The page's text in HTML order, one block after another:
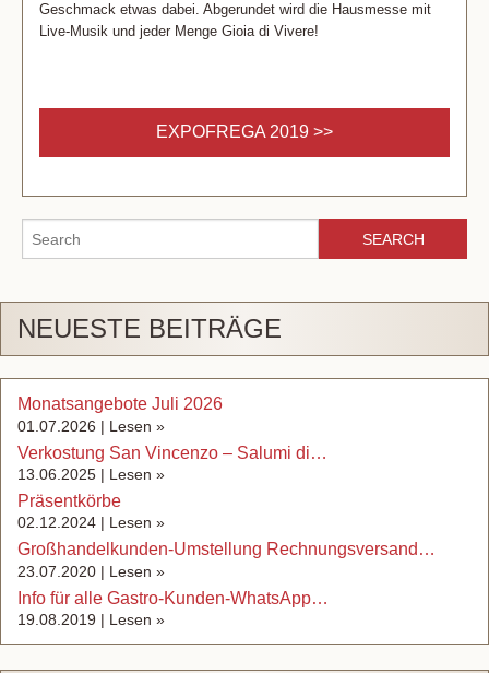
Geschmack etwas dabei. Abgerundet wird die Hausmesse mit
Live-Musik und jeder Menge Gioia di Vivere!
EXPOFREGA 2019 >>
NEUESTE BEITRÄGE
Monatsangebote Juli 2026
01.07.2026 | Lesen »
Verkostung San Vincenzo – Salumi di…
13.06.2025 | Lesen »
Präsentkörbe
02.12.2024 | Lesen »
Großhandelkunden-Umstellung Rechnungsversand…
23.07.2020 | Lesen »
Info für alle Gastro-Kunden-WhatsApp…
19.08.2019 | Lesen »